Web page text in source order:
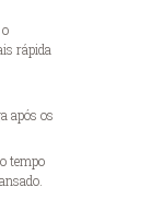
rápida
após os
tempo